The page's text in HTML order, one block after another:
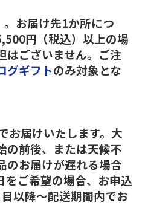
お届け先1か所につ
円（税込）以上の場
はございません。ご注
グギフトのみ対象とな
お届けいたします。大
の前後、または天候不
のお届けが遅れる場合
をご希望の場合、お申込
以降～配送期間内でお